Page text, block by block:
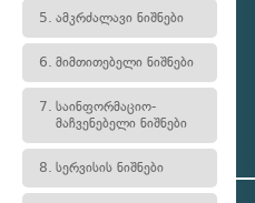
5. ამკრძალავი ნიშნები
6. მიმთითებელი ნიშნები
7. საინფორმაციო-
მაჩვენებელი ნიშნები
8. სერვისის ნიშნები